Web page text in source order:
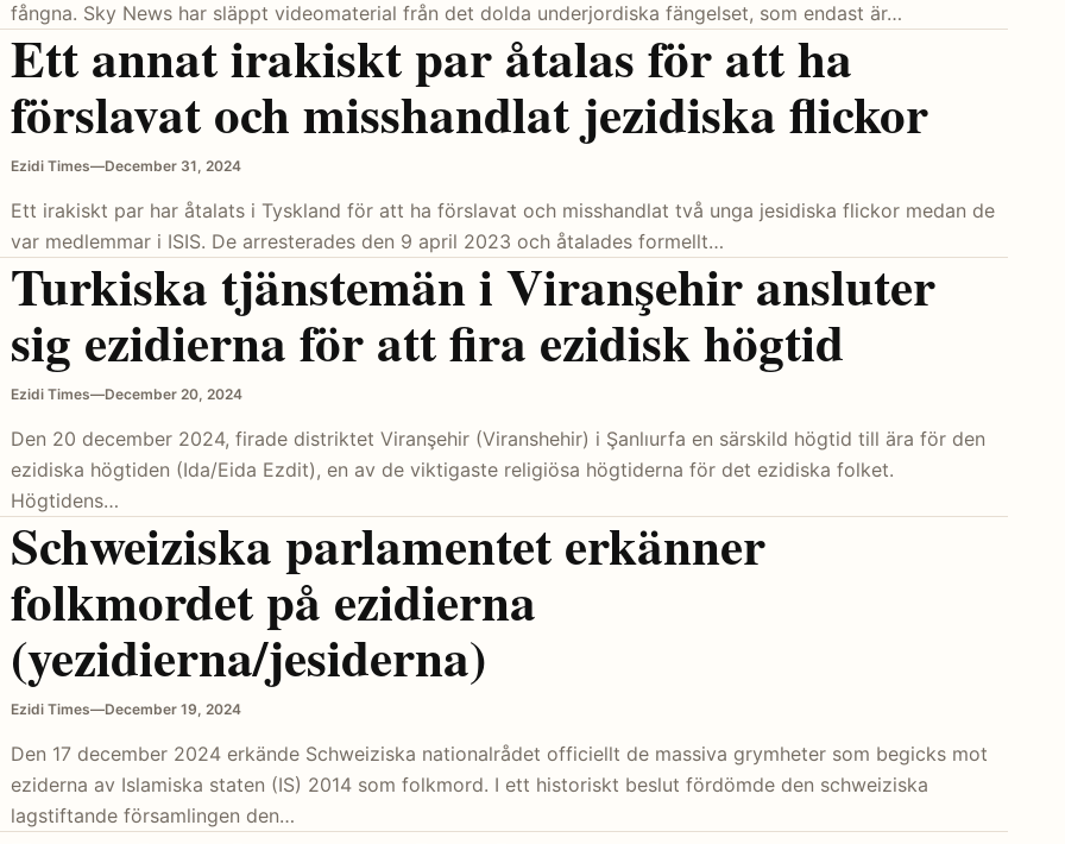
fångna. Sky News har släppt videomaterial från det dolda underjordiska fängelset, som endast är…
Ett annat irakiskt par åtalas för att ha
förslavat och misshandlat jezidiska flickor
Ezidi Times—December 31, 2024
Ett irakiskt par har åtalats i Tyskland för att ha förslavat och misshandlat två unga jesidiska flickor medan de
var medlemmar i ISIS. De arresterades den 9 april 2023 och åtalades formellt…
Turkiska tjänstemän i Viranşehir ansluter
sig ezidierna för att fira ezidisk högtid
Ezidi Times—December 20, 2024
Den 20 december 2024, firade distriktet Viranşehir (Viranshehir) i Şanlıurfa en särskild högtid till ära för den
ezidiska högtiden (Ida/Eida Ezdit), en av de viktigaste religiösa högtiderna för det ezidiska folket.
Högtidens…
Schweiziska parlamentet erkänner
folkmordet på ezidierna
(yezidierna/jesiderna)
Ezidi Times—December 19, 2024
Den 17 december 2024 erkände Schweiziska nationalrådet officiellt de massiva grymheter som begicks mot
eziderna av Islamiska staten (IS) 2014 som folkmord. I ett historiskt beslut fördömde den schweiziska
lagstiftande församlingen den…